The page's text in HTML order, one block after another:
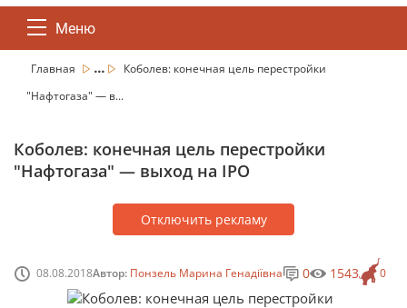
Меню
Главная ...
Коболев: конечная цель перестройки
"Нафтогаза" — в...
Коболев: конечная цель перестройки
"Нафтогаза" — выход на IPO
Отключить рекламу
08.08.2018Автор: Понзель Марина Генадіївна 0
0 1543